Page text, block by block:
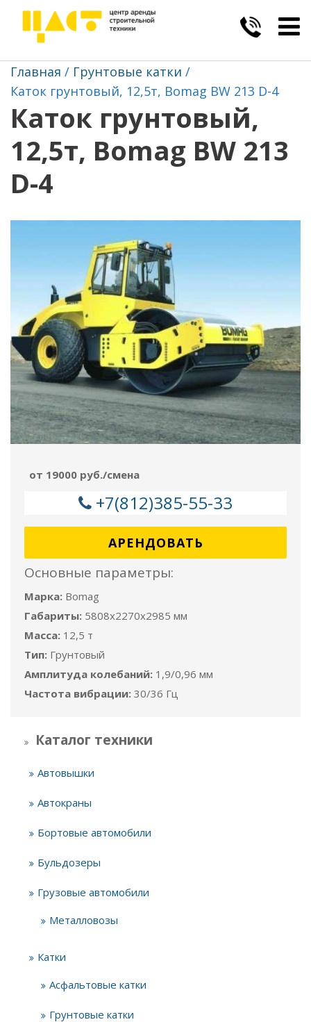
Главная
Грунтовые катки
Каток грунтовый, 12,5т, Bomag BW 213 D-4
Каток грунтовый,
12,5т, Bomag BW 213
D-4
от 19000 руб./смена
+7(812)385-55-33
АРЕНДОВАТЬ
Основные параметры:
Марка: Bomag
Габариты: 5808x2270x2985 мм
Масса: 12,5 т
Тип: Грунтовый
Амплитуда колебаний: 1,9/0,96 мм
Частота вибрации: 30/36 Гц
Каталог техники
Автовышки
Автокраны
Бортовые автомобили
Бульдозеры
Грузовые автомобили
Металловозы
Катки
Асфальтовые катки
Грунтовые катки